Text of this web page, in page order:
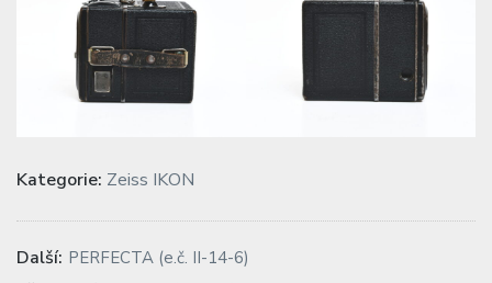
Kategorie: Zeiss IKON
Navigace
Další: Previous
PERFECTA (e.č. II-14-6)